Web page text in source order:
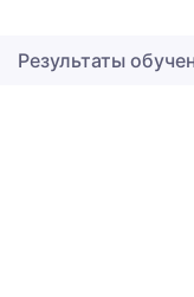
Результаты